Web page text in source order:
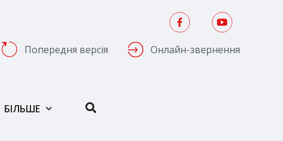
Попередня версія Онлайн-звернення
БІЛЬШЕ